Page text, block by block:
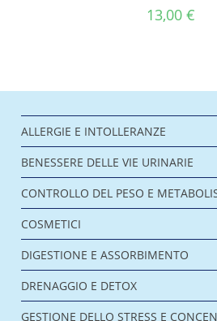
13,00 €
ALLERGIE E INTOLLERANZE
BENESSERE DELLE VIE URINARIE
CONTROLLO DEL PESO E
COSMETICI
DIGESTIONE E ASSORBIMENTO
DRENAGGIO E DETOX
GESTIONE DELLO STRESS E